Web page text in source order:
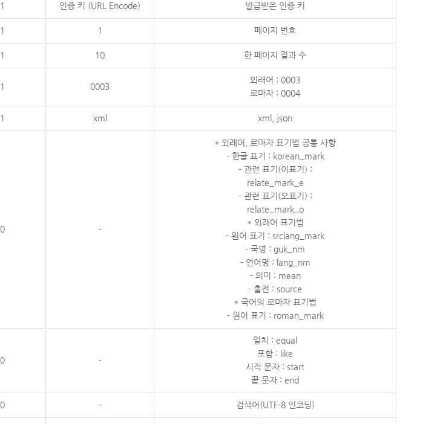
1 인증 키 (URL Encode) 발급받은 인증 키
1 1 페이지 번호
1 10 한 페이지 결과 수
1 0003
외래어 : 0003
로마자 : 0004
1 xml xml, json
0 -
* 외래어, 로마자 표기법 공통 사항
- 한글 표기 : korean_mark
- 관련 표기(이표기) :
relate_mark_e
- 관련 표기(오표기) :
relate_mark_o
* 외래어 표기법
- 원어 표기 : srclang_mark
- 국명 : guk_nm
- 언어명 : lang_nm
- 의미 : mean
- 출전 : source
* 국어의 로마자 표기법
- 원어 표기 : roman_mark
0 -
일치 : equal
포함 : like
시작 문자 : start
끝 문자 : end
0 - 검색어(UTF-8 인코딩)